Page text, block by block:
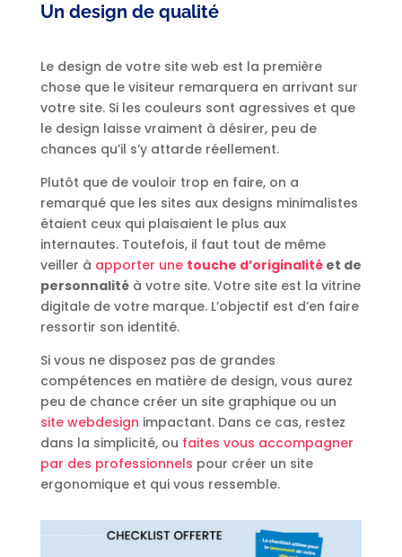
Un design de qualité
Le design de votre site web est la première
chose que le visiteur remarquera en arrivant sur
votre site. Si les couleurs sont agressives et que
le design laisse vraiment à désirer, peu de
chances qu’il s’y attarde réellement.
Plutôt que de vouloir trop en faire, on a
remarqué que les sites aux designs minimalistes
étaient ceux qui plaisaient le plus aux
internautes. Toutefois, il faut tout de même
veiller à apporter une touche d’originalitéet de
personnalitéà votre site. Votre site est la vitrine
digitale de votre marque. L’objectif est d’en faire
ressortir son identité.
Si vous ne disposez pas de grandes
compétences en matière de design, vous aurez
peu de chance créer un site graphique ou un
site webdesign impactant. Dans ce cas, restez
dans la simplicité, ou faites vous accompagner
par des professionnels pour créer un site
ergonomique et qui vous ressemble.